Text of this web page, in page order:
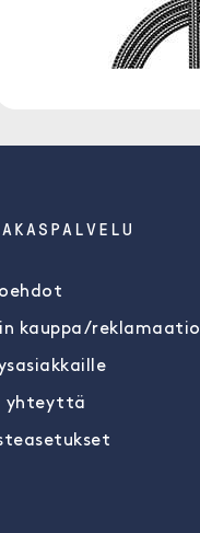
kauppa/reklamaatio
yhteyttä